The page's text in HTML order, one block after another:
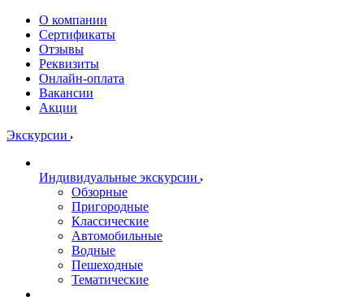
О компании
Сертификаты
Отзывы
Реквизиты
Онлайн-оплата
Вакансии
Акции
Экскурсии
Индивидуальные экскурсии
Обзорные
Пригородные
Классические
Автомобильные
Водные
Пешеходные
Тематические